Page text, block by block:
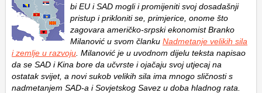
bi EU i SAD mogli i promijeniti svoj dosadašnji
pristup i prikloniti se, primjerice, onome što
zagovara američko-srpski ekonomist Branko
Milanović u svom članku Nadmetanje velikih sila
i zemlje u razvoju . Milanović je u uvodnom dijelu teksta napisao
da se SAD i Kina bore da učvrste i ojačaju svoj utjecaj na
ostatak svijet, a novi sukob velikih sila ima mnogo sličnosti s
nadmetanjem SAD-a i Sovjetskog Savez u doba hladnog rata.